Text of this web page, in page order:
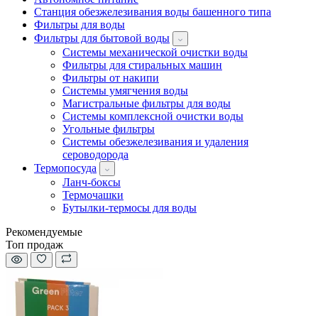
Станция обезжелезивания воды башенного типа
Фильтры для воды
Фильтры для бытовой воды
Системы механической очистки воды
Фильтры для стиральных машин
Фильтры от накипи
Системы умягчения воды
Магистральные фильтры для воды
Системы комплексной очистки воды
Угольные фильтры
Системы обезжелезивания и удаления
сероводорода
Термопосуда
Ланч-боксы
Термочашки
Бутылки-термосы для воды
Рекомендуемые
Топ продаж